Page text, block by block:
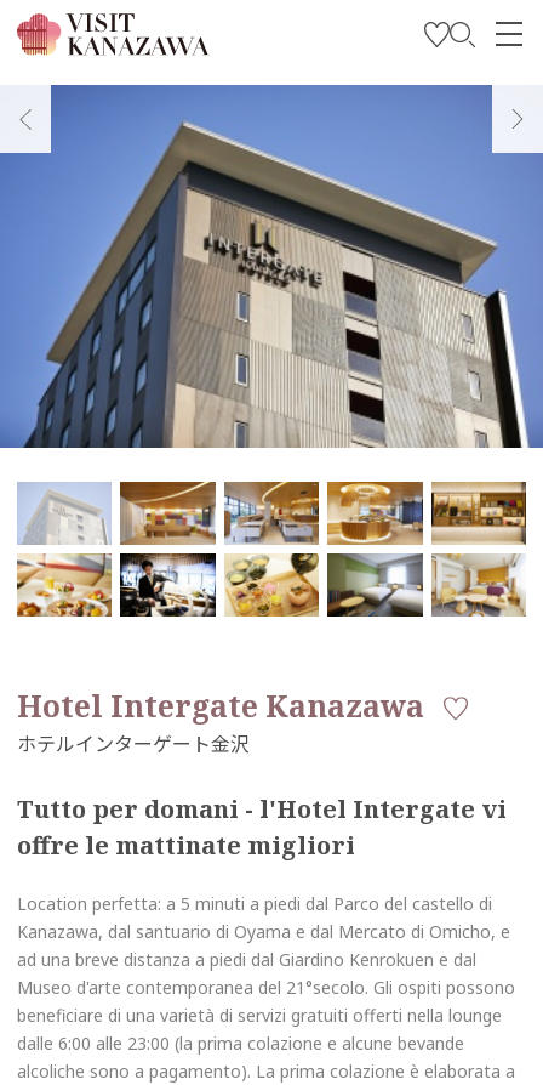
Trova l’ispirazione
Programma il tuo viaggio
Travel Trade and Media
Languages
Hotel Intergate Kanazawa
Tutto per domani - l'Hotel Intergate vi
offre le mattinate migliori
Location perfetta: a 5 minuti a piedi dal Parco del castello di
Kanazawa, dal santuario di Oyama e dal Mercato di Omicho, e
ad una breve distanza a piedi dal Giardino Kenrokuen e dal
Museo d'arte contemporanea del 21°secolo. Gli ospiti possono
beneficiare di una varietà di servizi gratuiti offerti nella lounge
dalle 6:00 alle 23:00 (la prima colazione e alcune bevande
alcoliche sono a pagamento). La prima colazione è elaborata a